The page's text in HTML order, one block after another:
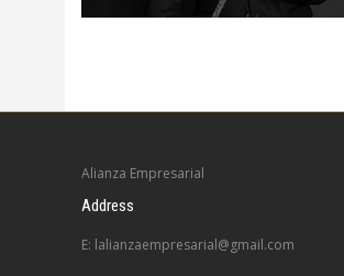
Alianza Empresarial
Address
E: lalianzaempresarial@gmail.com